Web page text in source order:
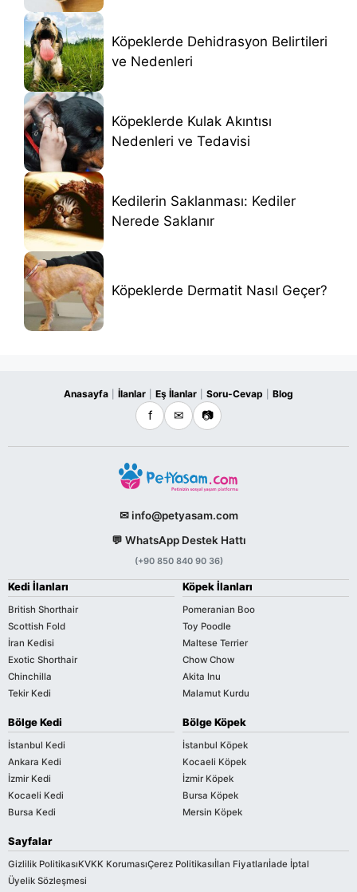
Köpeklerde Dehidrasyon Belirtileri
ve Nedenleri
Köpeklerde Kulak Akıntısı
Nedenleri ve Tedavisi
Kedilerin Saklanması: Kediler
Nerede Saklanır
Köpeklerde Dermatit Nasıl Geçer?
Anasayfa İlanlar Eş İlanlar Soru-Cevap Blog
f ✉ 📷
✉ info@petyasam.com
💬 WhatsApp Destek Hattı
(+90 850 840 90 36)
Kedi İlanları
British Shorthair
Scottish Fold
İran Kedisi
Exotic Shorthair
Chinchilla
Tekir Kedi
Köpek İlanları
Pomeranian Boo
Toy Poodle
Maltese Terrier
Chow Chow
Akita Inu
Malamut Kurdu
Bölge Kedi
İstanbul Kedi
Ankara Kedi
İzmir Kedi
Kocaeli Kedi
Bursa Kedi
Bölge Köpek
İstanbul Köpek
Kocaeli Köpek
İzmir Köpek
Bursa Köpek
Mersin Köpek
Sayfalar
Gizlilik PolitikasıKVKK KorumasıÇerez Politikasıİlan Fiyatlarıİade İptal
Üyelik Sözleşmesi